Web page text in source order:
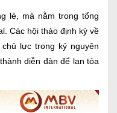
lẻ, mà nằm trong tổng
Các hội thảo định kỳ về
lực trong kỷ nguyên
diễn đàn để lan tỏa